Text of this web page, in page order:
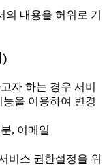
의 내용을 허위로 기
)
자 하는 경우 서비
을 이용하여 변경
, 이메일
비스 권한설정을 위